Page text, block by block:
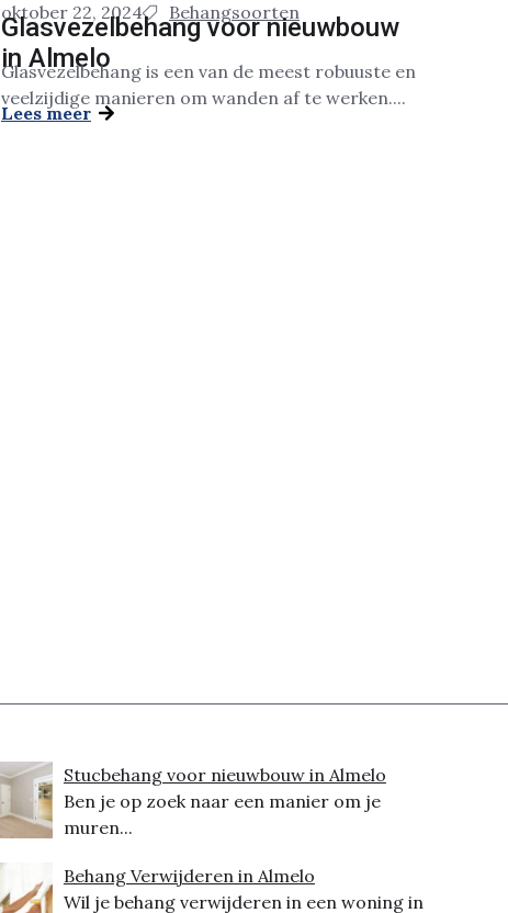
oktober 22, 2024 Behangsoorten
Glasvezelbehang voor nieuwbouw
in Almelo
Glasvezelbehang is een van de meest robuuste en
veelzijdige manieren om wanden af te werken....
Lees meer
Stucbehang voor nieuwbouw in Almelo
Ben je op zoek naar een manier om je
muren...
Behang Verwijderen in Almelo
Wil je behang verwijderen in een woning in